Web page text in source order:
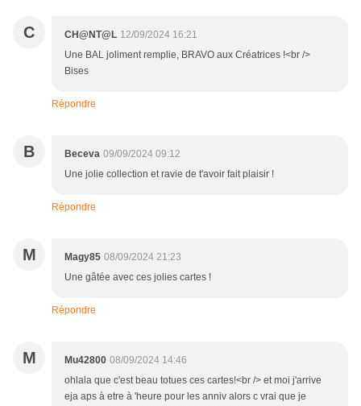
C CH@NT@L 12/09/2024 16:21
Une BAL joliment remplie, BRAVO aux Créatrices !<br />
Bises
Répondre
B Beceva 09/09/2024 09:12
Une jolie collection et ravie de t'avoir fait plaisir !
Répondre
M Magy85 08/09/2024 21:23
Une gâtée avec ces jolies cartes !
Répondre
M Mu42800 08/09/2024 14:46
ohlala que c'est beau totues ces cartes!<br /> et moi j'arrive
eja aps à etre à 'heure pour les anniv alors c vrai que je